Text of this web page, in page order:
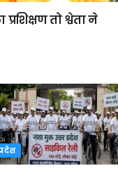
तो श्वेता ने